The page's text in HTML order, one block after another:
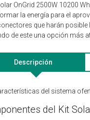
OnGrid 2500W 10200
la energía para el
que harán posible
de este una opción más
Descripción
del sistema
del Kit